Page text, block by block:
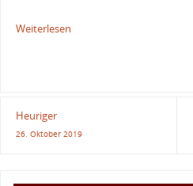
Weiterlesen
Heuriger
26. Oktober 2019